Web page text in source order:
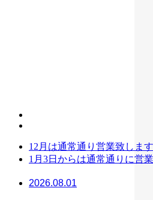
12月は通常通り営業致しま
1月3日からは通常通りに営業
2026.08.01